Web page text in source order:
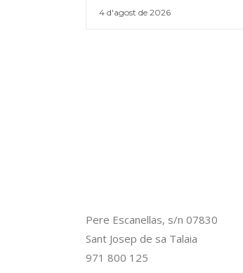
4 d'agost de 2026
Pere Escanellas, s/n 07830
Sant Josep de sa Talaia
971 800 125